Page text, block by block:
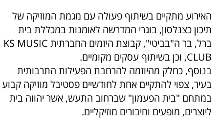
האירוע מתקיים בשיתוף פעולה עם מגמת המוזיקה של
תיכון כצנלסון, בוגרי המדרשה לאומנות במכללת בית
ברל, בר ה"בביטי", קבוצת היזמים החברתית KS MUSIC
CLUB, וכן בשיתוף עסקים מקומיים.
בנוסף, כחלק מהיוזמה להרחבת הפעילות התרבותית
בעיר, צפוי להתקיים אחת לחודשיים פסטיבל מוזיקה קבוע
במתחם "בית הפעמון" שברחוב התעש, אשר יהווה בית
ליוצרים, מופעים וחיבורים מוזיקליים.